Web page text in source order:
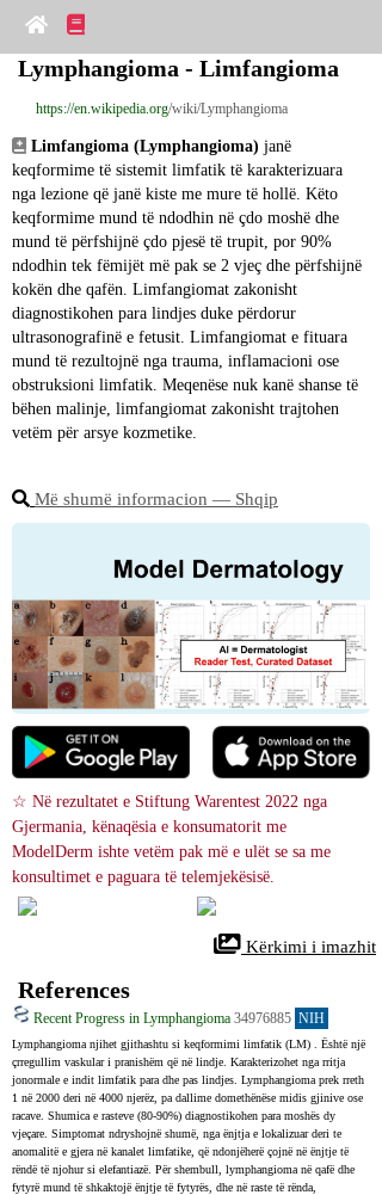
Lymphangioma - Limfangioma
https://en.wikipedia.org/wiki/Lymphangioma
Limfangioma (Lymphangioma) janë
keqformime të sistemit limfatik të karakterizuara
nga lezione që janë kiste me mure të hollë. Këto
keqformime mund të ndodhin në çdo moshë dhe
mund të përfshijnë çdo pjesë të trupit, por 90%
ndodhin tek fëmijët më pak se 2 vjeç dhe përfshijnë
kokën dhe qafën. Limfangiomat zakonisht
diagnostikohen para lindjes duke përdorur
ultrasonografinë e fetusit. Limfangiomat e fituara
mund të rezultojnë nga trauma, inflamacioni ose
obstruksioni limfatik. Meqenëse nuk kanë shanse të
bëhen malinje, limfangiomat zakonisht trajtohen
vetëm për arsye kozmetike.
Më shumë informacion ― Shqip
☆ Në rezultatet e Stiftung Warentest 2022 nga
Gjermania, kënaqësia e konsumatorit me
ModelDerm ishte vetëm pak më e ulët se sa me
konsultimet e paguara të telemjekësisë.
Kërkimi i imazhit
References
Recent Progress in Lymphangioma 34976885 NIH
Lymphangioma njihet gjithashtu si keqformimi limfatik (LM) . Është një
çrregullim vaskular i pranishëm që në lindje. Karakterizohet nga rritja
jonormale e indit limfatik para dhe pas lindjes. Lymphangioma prek rreth
1 në 2000 deri në 4000 njerëz, pa dallime domethënëse midis gjinive ose
racave. Shumica e rasteve (80-90%) diagnostikohen para moshës dy
vjeçare. Simptomat ndryshojnë shumë, nga ënjtja e lokalizuar deri te
anomalitë e gjera në kanalet limfatike, që ndonjëherë çojnë në ënjtje të
rëndë të njohur si elefantiazë. Për shembull, lymphangioma në qafë dhe
fytyrë mund të shkaktojë ënjtje të fytyrës, dhe në raste të rënda,